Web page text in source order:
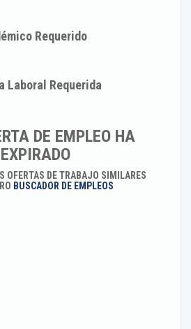
Requerido
Laboral Requerida
DE EMPLEO HA
EXPIRADO
OFERTAS DE TRABAJO SIMILARES
BUSCADOR DE EMPLEOS